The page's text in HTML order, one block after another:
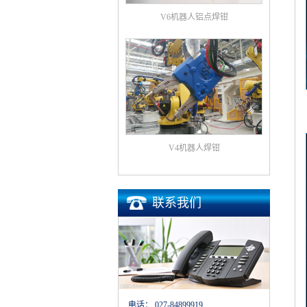
V6机器人铝点焊钳
V4机器人焊钳
联系我们
电话： 027-84899919